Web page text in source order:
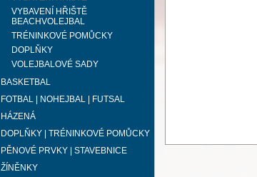
VYBAVENÍ HŘIŠTĚ
BEACHVOLEJBAL
TRÉNINKOVÉ POMŮCKY
DOPLŇKY
VOLEJBALOVÉ SADY
BASKETBAL
FOTBAL | NOHEJBAL | FUTSAL
HÁZENÁ
DOPLŇKY | TRÉNINKOVÉ POMŮCKY
PĚNOVÉ PRVKY | STAVEBNICE
ŽÍNĚNKY